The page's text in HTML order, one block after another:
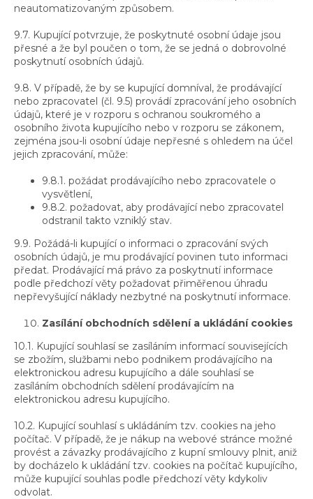
neautomatizovaným způsobem.
9.7. Kupující potvrzuje, že poskytnuté osobní údaje jsou
přesné a že byl poučen o tom, že se jedná o dobrovolné
poskytnutí osobních údajů.
9.8. V případě, že by se kupující domníval, že prodávající
nebo zpracovatel (čl. 9.5) provádí zpracování jeho osobních
údajů, které je v rozporu s ochranou soukromého a
osobního života kupujícího nebo v rozporu se zákonem,
zejména jsou-li osobní údaje nepřesné s ohledem na účel
jejich zpracování, může:
9.8.1. požádat prodávajícího nebo zpracovatele o
vysvětlení,
9.8.2. požadovat, aby prodávající nebo zpracovatel
odstranil takto vzniklý stav.
9.9. Požádá-li kupující o informaci o zpracování svých
osobních údajů, je mu prodávající povinen tuto informaci
předat. Prodávající má právo za poskytnutí informace
podle předchozí věty požadovat přiměřenou úhradu
nepřevyšující náklady nezbytné na poskytnutí informace.
Zasílání obchodních sdělení a ukládání cookies
10.1. Kupující souhlasí se zasíláním informací souvisejících
se zbožím, službami nebo podnikem prodávajícího na
elektronickou adresu kupujícího a dále souhlasí se
zasíláním obchodních sdělení prodávajícím na
elektronickou adresu kupujícího.
10.2. Kupující souhlasí s ukládáním tzv. cookies na jeho
počítač. V případě, že je nákup na webové stránce možné
provést a závazky prodávajícího z kupní smlouvy plnit, aniž
by docházelo k ukládání tzv. cookies na počítač kupujícího,
může kupující souhlas podle předchozí věty kdykoliv
odvolat.